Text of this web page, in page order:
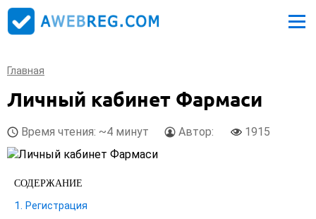
Главная
Личный кабинет Фармаси
Время чтения: ~4 минут Автор: 1915
СОДЕРЖАНИЕ
Регистрация